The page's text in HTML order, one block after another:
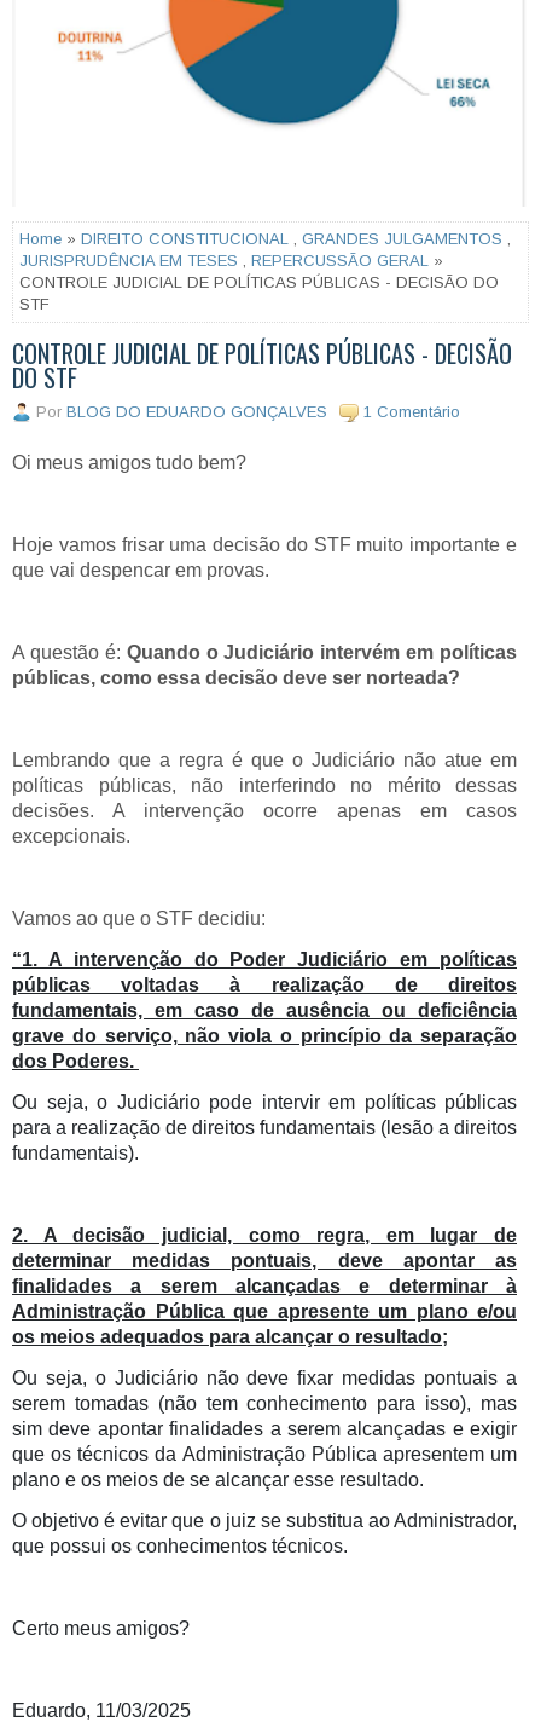
Home » DIREITO CONSTITUCIONAL GRANDES JULGAMENTOS
JURISPRUDÊNCIA EM TESES
REPERCUSSÃO GERAL
»
CONTROLE JUDICIAL DE POLÍTICAS PÚBLICAS - DECISÃO DO
STF
CONTROLE JUDICIAL DE POLÍTICAS PÚBLICAS - DECISÃO
DO STF
Por BLOG DO EDUARDO GONÇALVES 1 Comentário
Oi meus amigos tudo bem?
Hoje vamos frisar uma decisão do STF muito importante e
que vai despencar em provas.
A questão é: Quando o Judiciário intervém em políticas
públicas, como essa decisão deve ser norteada?
Lembrando que a regra é que o Judiciário não atue em
políticas públicas, não interferindo no mérito dessas
decisões. A intervenção ocorre apenas em casos
excepcionais.
Vamos ao que o STF decidiu:
“1. A intervenção do Poder Judiciário em políticas
públicas voltadas à realização de direitos
fundamentais, em caso de ausência ou deficiência
grave do serviço, não viola o princípio da separação
dos Poderes.
Ou seja, o Judiciário pode intervir em políticas públicas
para a realização de direitos fundamentais (lesão a direitos
fundamentais).
2. A decisão judicial, como regra, em lugar de
determinar medidas pontuais, deve apontar as
finalidades a serem alcançadas e determinar à
Administração Pública que apresente um plano e/ou
os meios adequados para alcançar o resultado;
Ou seja, o Judiciário não deve fixar medidas pontuais a
serem tomadas (não tem conhecimento para isso), mas
sim deve apontar finalidades a serem alcançadas e exigir
que os técnicos da Administração Pública apresentem um
plano e os meios de se alcançar esse resultado.
O objetivo é evitar que o juiz se substitua ao Administrador,
que possui os conhecimentos técnicos.
Certo meus amigos?
Eduardo, 11/03/2025